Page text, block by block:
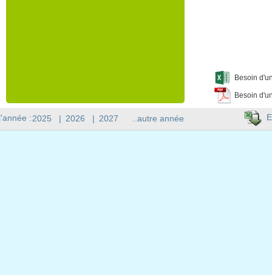
Besoin
Besoin
:2025 | 2026 | 2027 ..autre année